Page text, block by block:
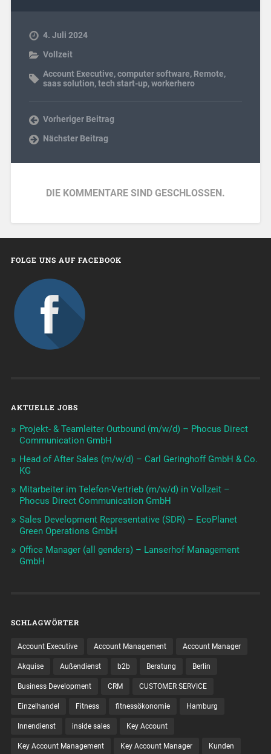
4. Juli 2024
Vollzeit
Account Executive,computer software, Remote,
saas solution,tech start-up,workerhero
Vorheriger Beitrag
Nächster Beitrag
DIE KOMMENTARE SIND GESCHLOSSEN.
FOLGE UNS AUF FACEBOOK
AKTUELLE JOBS
Projekt- & Teamleiter Outbound (m/w/d) – Phocus Direct
Communication GmbH
Head of After Sales (m/w/d) – Carl Geringhoff GmbH & Co.
KG
Mitarbeiter im Telefon-Vertrieb (m/w/d) in Vollzeit –
Phocus Direct Communication GmbH
Sales Development Representative (SDR) – EcoPlanet
Green Operations GmbH
Office Manager (all genders) – Lanserhof Management
GmbH
SCHLAGWÖRTER
Account Executive Account Management Account Manager
Akquise Außendienst b2b Beratung Berlin
Business Development CRM CUSTOMER SERVICE
Einzelhandel Fitness fitnessökonomie Hamburg
Innendienst inside sales Key Account
Key Account Management Key Account Manager Kunden